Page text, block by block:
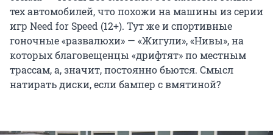
тех автомобилей, что похожи на машины из серии
игр Need for Speed (12+). Тут же и спортивные
гоночные «развалюхи» — «Жигули», «Нивы», на
которых благовещенцы «дрифтят» по местным
трассам, а, значит, постоянно бьются. Смысл
натирать диски, если бампер с вмятиной?